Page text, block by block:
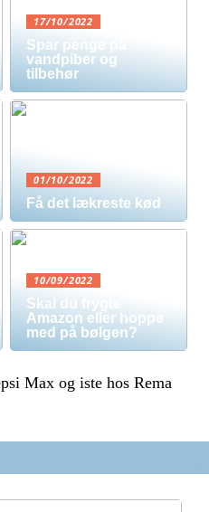
17/10/2022
Spar penge på
vandpiber og
tilbehør
01/10/2022
Få det lækreste kød
10/09/2022
Skal du frygte
Amazon eller hoppe
med på bølgen?
Max og iste hos Rema